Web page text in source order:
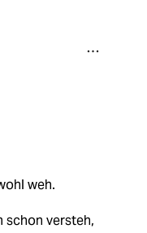
weh.
schon versteh,